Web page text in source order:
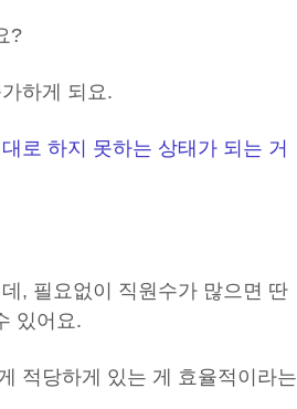
?
하게 되요.
로 하지 못하는 상태가 되는 거
, 필요없이 직원수가 많으면 딴
있어요.
적당하게 있는 게 효율적이라는